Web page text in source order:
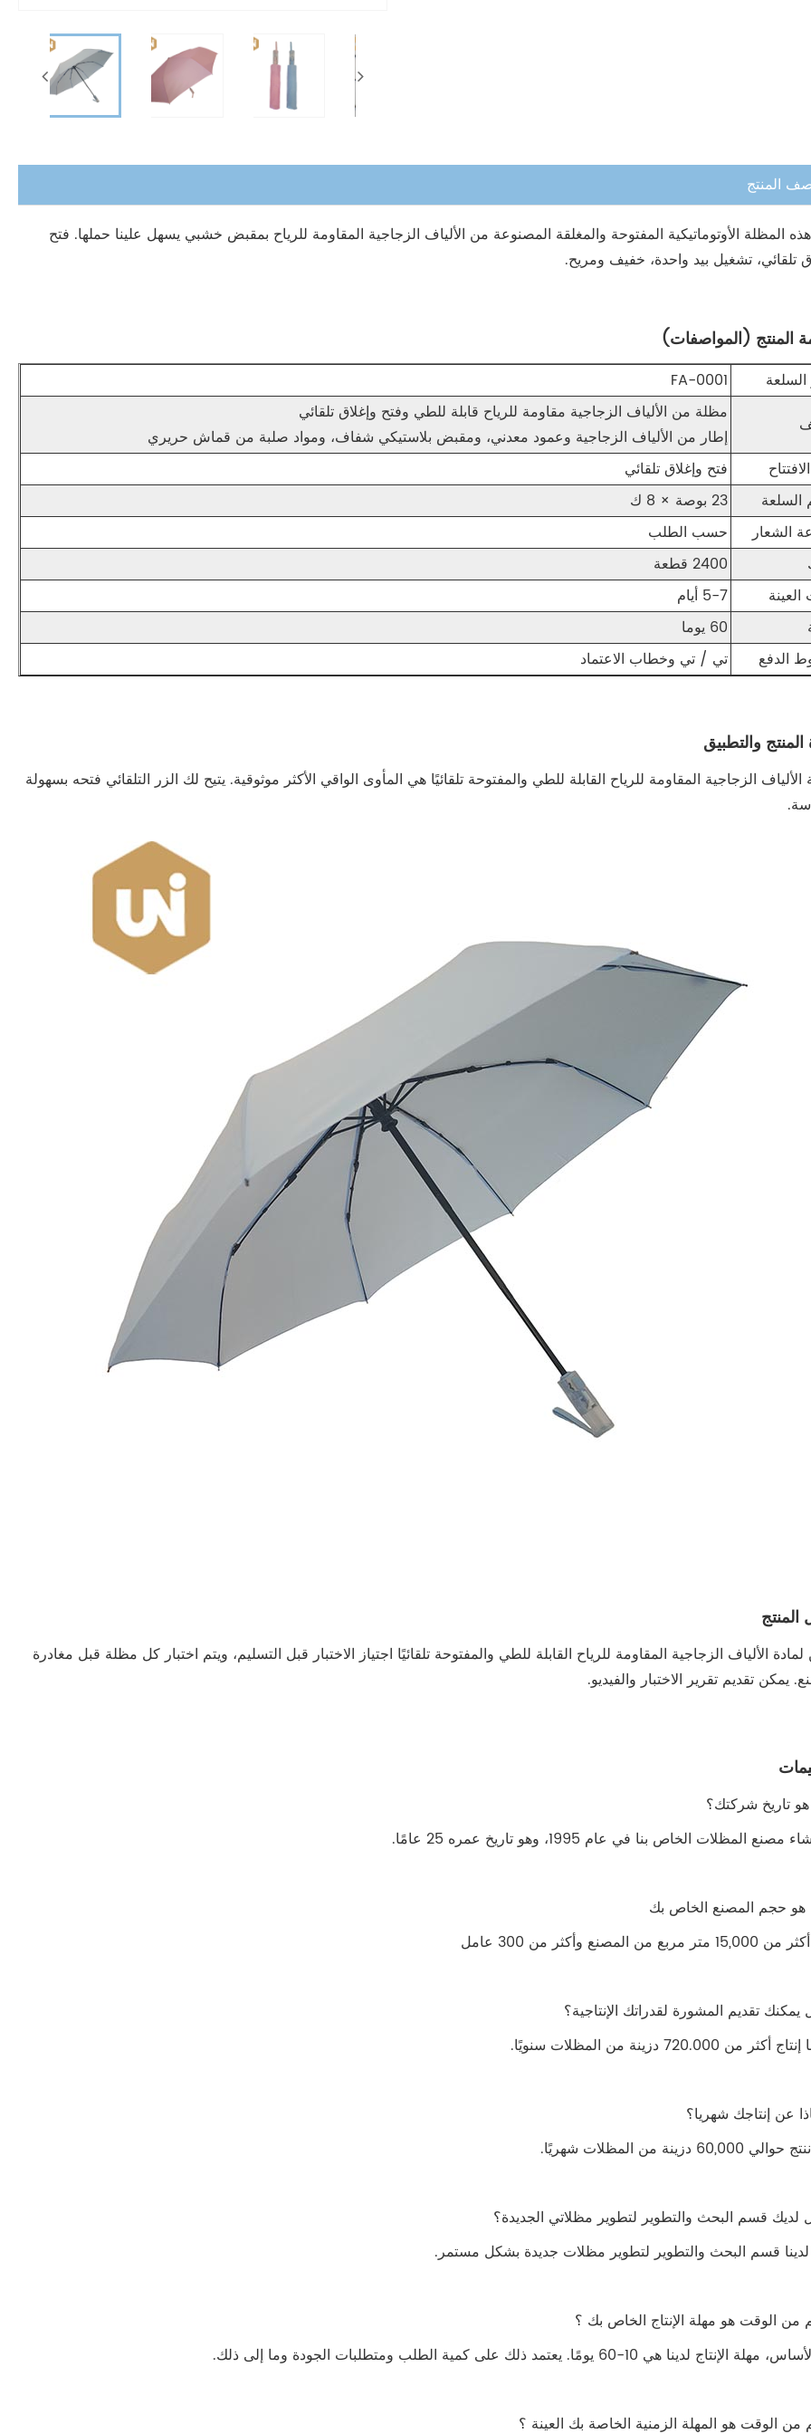
المنتج
المظلة الأوتوماتيكية المفتوحة والمغلقة المصنوعة من الألياف الزجاجية المقاومة للرياح بمقبض خشبي يسهل علينا حملها. فتح
تلقائي، تشغيل بيد واحدة، خفيف ومريح.
المنتج (المواصفات)
FA-0001
مظلة من الألياف الزجاجية مقاومة للرياح قابلة للطي وفتح وإغلاق تلقائي
إطار من الألياف الزجاجية وعمود معدني، ومقبض بلاستيكي شفاف، ومواد صلبة من قماش حريري
فتح وإغلاق تلقائي
23 بوصة × 8 ك
الشعار
حسب الطلب
2400 قطعة
5-7 أيام
60 يوما
الدفع
تي / تي وخطاب الاعتماد
والتطبيق
الزجاجية المقاومة للرياح القابلة للطي والمفتوحة تلقائيًا هي المأوى الواقي الأكثر موثوقية. يتيح لك الزر التلقائي فتحه بسهولة
المنتج
الألياف الزجاجية المقاومة للرياح القابلة للطي والمفتوحة تلقائيًا اجتياز الاختبار قبل التسليم، ويتم اختبار كل مظلة قبل مغادرة
يمكن تقديم تقرير الاختبار والفيديو.
مصنع المظلات الخاص بنا في عام 1995، وهو تاريخ عمره 25 عامًا.
مربع من المصنع وأكثر من 300 عامل
من 720.000 دزينة من المظلات سنويًا.
دزينة من المظلات شهريًا.
لدينا قسم البحث والتطوير لتطوير مظلات جديدة بشكل مستمر.
الإنتاج لدينا هي 10-60 يومًا. يعتمد ذلك على كمية الطلب ومتطلبات الجودة وما إلى ذلك.